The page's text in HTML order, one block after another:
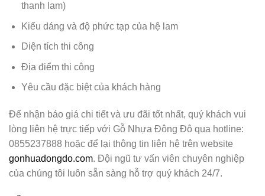
thanh lam)
Kiểu dáng và độ phức tạp của hệ lam
Diện tích thi công
Địa điểm thi công
Yêu cầu đặc biệt của khách hàng
Để nhận báo giá chi tiết và ưu đãi tốt nhất, quý khách vui
lòng liên hệ trực tiếp với Gỗ Nhựa Đông Đô qua hotline:
0855237888 hoặc để lại thông tin liên hệ trên website
gonhuadongdo.com. Đội ngũ tư vấn viên chuyên nghiệp
của chúng tôi luôn sẵn sàng hỗ trợ quý khách 24/7.